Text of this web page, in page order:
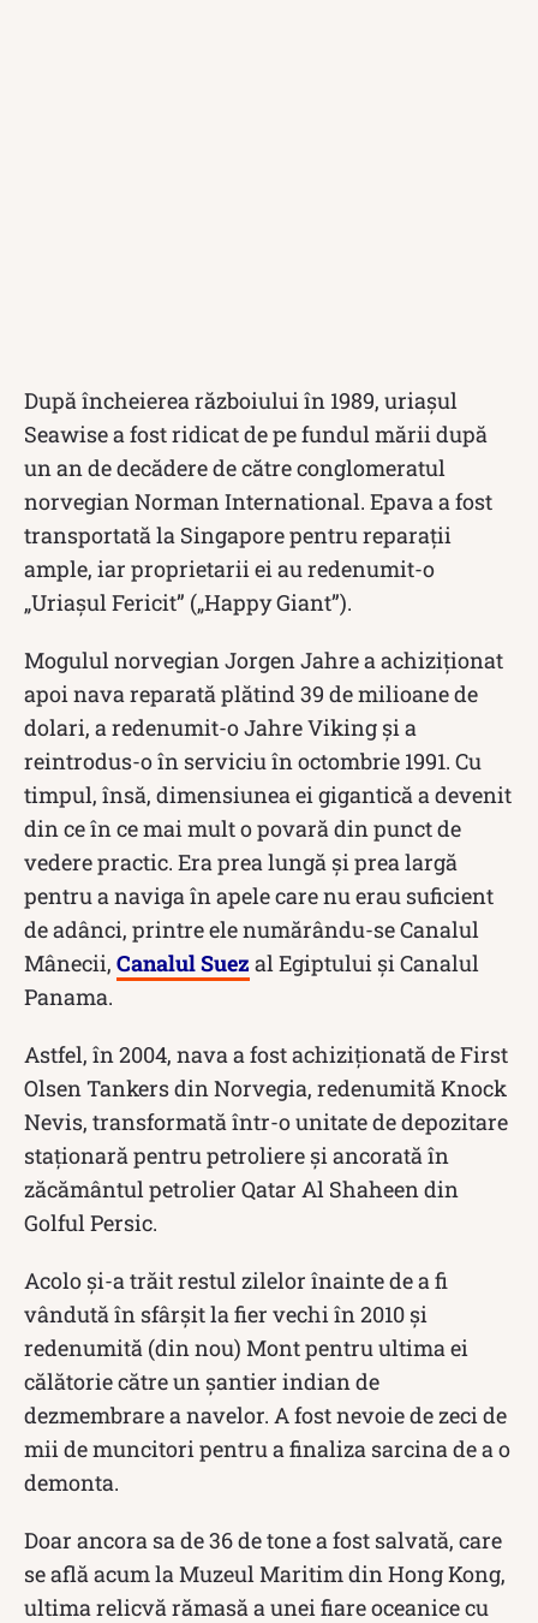
După încheierea războiului în 1989, uriașul
Seawise a fost ridicat de pe fundul mării după
un an de decădere de către conglomeratul
norvegian Norman International. Epava a fost
transportată la Singapore pentru reparații
ample, iar proprietarii ei au redenumit-o
„Uriașul Fericit” („Happy Giant”).
Mogulul norvegian Jorgen Jahre a achiziționat
apoi nava reparată plătind 39 de milioane de
dolari, a redenumit-o Jahre Viking și a
reintrodus-o în serviciu în octombrie 1991. Cu
timpul, însă, dimensiunea ei gigantică a devenit
din ce în ce mai mult o povară din punct de
vedere practic. Era prea lungă și prea largă
pentru a naviga în apele care nu erau suficient
de adânci, printre ele numărându-se Canalul
Mânecii, Canalul Suez al Egiptului și Canalul
Panama.
Astfel, în 2004, nava a fost achiziționată de First
Olsen Tankers din Norvegia, redenumită Knock
Nevis, transformată într-o unitate de depozitare
staționară pentru petroliere și ancorată în
zăcământul petrolier Qatar Al Shaheen din
Golful Persic.
Acolo și-a trăit restul zilelor înainte de a fi
vândută în sfârșit la fier vechi în 2010 și
redenumită (din nou) Mont pentru ultima ei
călătorie către un șantier indian de
dezmembrare a navelor. A fost nevoie de zeci de
mii de muncitori pentru a finaliza sarcina de a o
demonta.
Doar ancora sa de 36 de tone a fost salvată, care
se află acum la Muzeul Maritim din Hong Kong,
ultima relicvă rămasă a unei fiare oceanice cu